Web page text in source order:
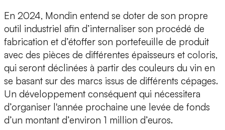
En 2024, Mondin entend se doter de son propre
outil industriel afin d’internaliser son procédé de
fabrication et d’étoffer son portefeuille de produit
avec des pièces de différentes épaisseurs et coloris,
qui seront déclinées à partir des couleurs du vin en
se basant sur des marcs issus de différents cépages.
Un développement conséquent qui nécessitera
d’organiser l'année prochaine une levée de fonds
d’un montant d’environ 1 million d’euros.